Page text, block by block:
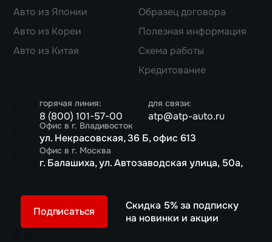
Авто из Японии
Авто из Кореи
Авто из Китая
Образец договора
Полезная информация
Схема работы
Кредитование
горячая линия:
8 (800) 101-57-00
для связи:
atp@atp-auto.ru
Офис в г. Владивосток
ул. Некрасовская, 36 Б, офис 613
Офис в г. Москва
г. Балашиха, ул. Автозаводская улица, 50а,
Скидка 5% за подписку
на новинки и акции
Подписаться